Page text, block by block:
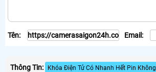
Tên: Email:
Thông Tin: Khóa Điện Tử Có Nhanh Hết Pin Không